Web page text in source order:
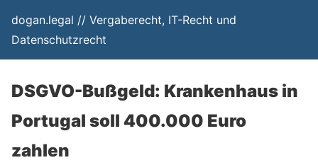
dogan.legal // Vergaberecht, IT-Recht und
Datenschutzrecht
DSGVO-Bußgeld: Krankenhaus in
Portugal soll 400.000 Euro
zahlen